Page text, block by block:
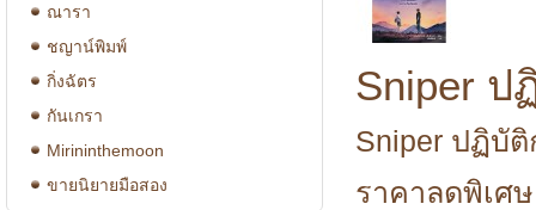
ณารา
ชญาน์พิมพ์
กิ่งฉัตร
กันเกรา
Mirininthemoon
ขายนิยายมือสอง
Sniper ป
Sniper ปฏิบั
ราคาลดพิเศ